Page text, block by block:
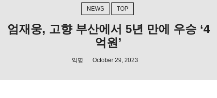
NEWS TOP
엄재웅, 고향 부산에서 5년 만에 우승 ‘4
억원’
익명 October 29, 2023